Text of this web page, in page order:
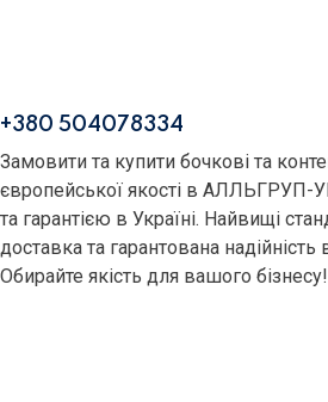
+380 504078334
Замовити та купити бочкові та
європейської якості в АЛЛЬГРУП-
та гарантією в Україні. Найвищі
доставка та гарантована
Обирайте якість для вашого бізнесу!